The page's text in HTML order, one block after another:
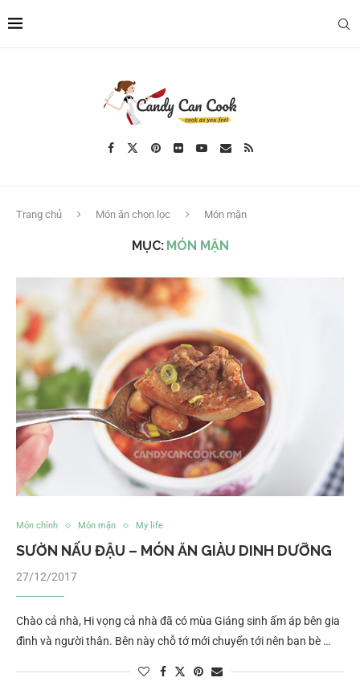
Trang chủ Món ăn chọn lọc Món mặn
MỤC: MÓN MẶN
Món chính Món mặn My life
SƯỜN NẤU ĐẬU – MÓN ĂN GIÀU DINH DƯỠNG
27/12/2017
Chào cả nhà, Hi vọng cả nhà đã có mùa Giáng sinh ấm áp bên gia
đình và người thân. Bên này chỗ tớ mới chuyển tới nên bạn bè …